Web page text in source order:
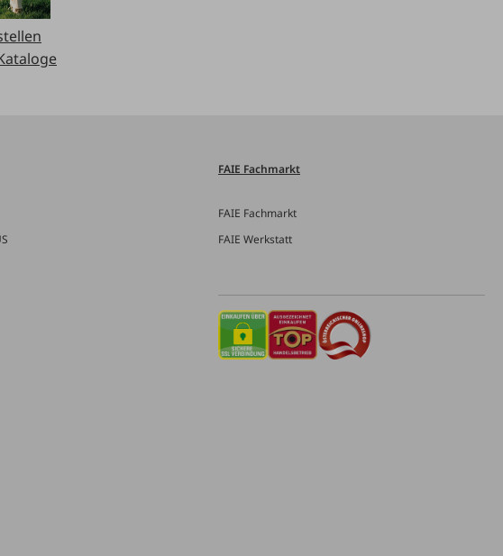
FAIE Fachmarkt
FAIE Fachmarkt
FAIE Werkstatt